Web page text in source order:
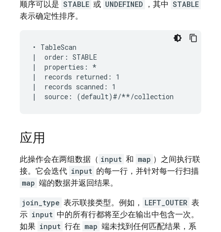
顺序可以是 STABLE 或 UNDEFINED ，其中 STABLE
表示确定性排序。
• TableScan
|  order: STABLE
|  properties: *
|  records returned: 1
|  records scanned: 1
应用
此操作会在两组数据（ input 和 map ）之间执行联
接。它会迭代 input 的每一行，并针对每一行扫描
map 端的数据并返回结果。
join_type 表示联接类型。例如， LEFT_OUTER 表
示 input 中的所有行都将至少在输出中包含一次。
如果 input 行在 map 端未找到任何匹配结果，系